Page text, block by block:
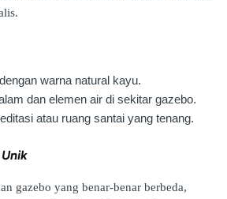
warna natural kayu.
dan elemen air di sekitar gazebo.
atau ruang santai yang tenang.
gazebo yang benar-benar berbeda,